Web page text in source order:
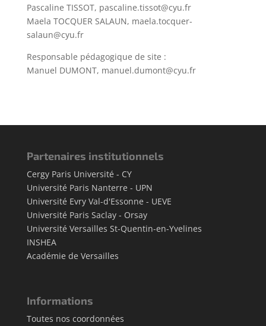
Pascaline TISSOT, pascaline.tissot@cyu.fr
Maela TOCQUER SALAUN, maela.tocquer-
salaun@cyu.fr
Responsable pédagogique de site :
Manuel DUMONT, manuel.dumont@cyu.fr
Partenaires institutionnels
Cergy Paris Université - CY
Université Paris Nanterre - UPN
Université Evry Val-d'Essonne - UEVE
Université Paris Saclay - Orsay
Université Versailles St-Quentin-en-Yvelines
INSHEA
Académie de Versailles
Informations
Toutes nos coordonnées